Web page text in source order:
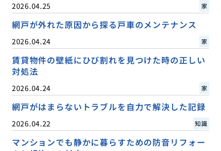
2026.04.25 家
網戸が外れた原因から探る戸車のメンテナンス
2026.04.24 家
賃貸物件の壁紙にひび割れを見つけた時の正しい
対処法
2026.04.24 家
網戸がはまらないトラブルを自力で解決した記録
2026.04.22 知識
マンションでも静かに暮らすための防音リフォー